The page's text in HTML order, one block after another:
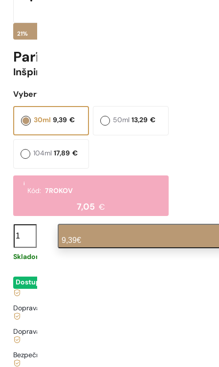
21%
Parížske Parfumy N° 529 -
Inšpirované
Vyberte objem:
9,39 €
30ml 13,29 €
50ml
17,89 €
104ml
i
Kód:7ROKOV
7,05 €
množstvo
N°
529
9,39€
Skladom
Dostupné
Doprava zadarmo od
Doprava od
Bezpečné nakupovanie a platby